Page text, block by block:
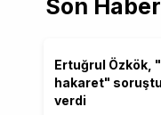
Son
Ertuğrul Özkök,
hakaret"
verdi